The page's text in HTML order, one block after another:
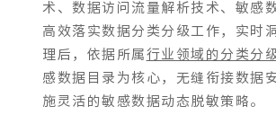
术、数据访问流量解析技术、敏感
高效落实数据分类分级工作，实时
理后，依据所属 行业领域的分类分
感数据目录为核心，无缝衔接数据
施灵活的敏感数据动态脱敏策略。